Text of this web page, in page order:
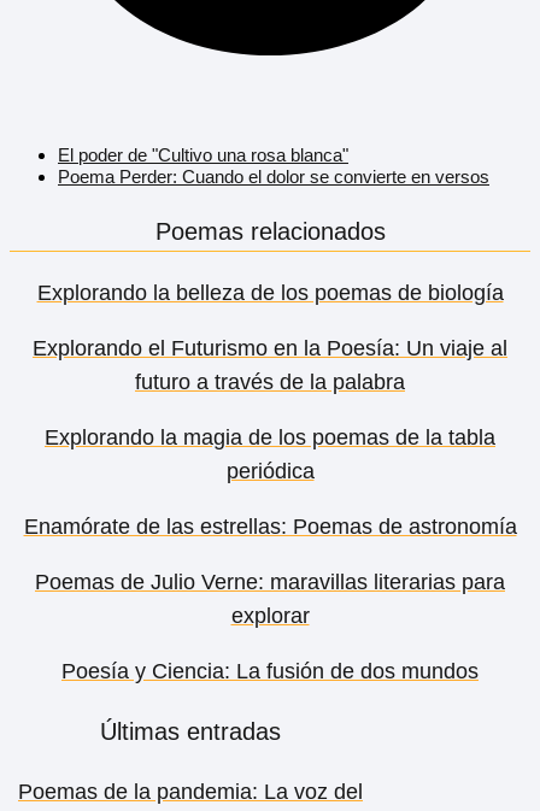
El poder de "Cultivo una rosa blanca"
Poema Perder: Cuando el dolor se convierte en versos
Poemas relacionados
Explorando la belleza de los poemas de biología
Explorando el Futurismo en la Poesía: Un viaje al
futuro a través de la palabra
Explorando la magia de los poemas de la tabla
periódica
Enamórate de las estrellas: Poemas de astronomía
Poemas de Julio Verne: maravillas literarias para
explorar
Poesía y Ciencia: La fusión de dos mundos
Últimas entradas
Poemas de la pandemia: La voz del